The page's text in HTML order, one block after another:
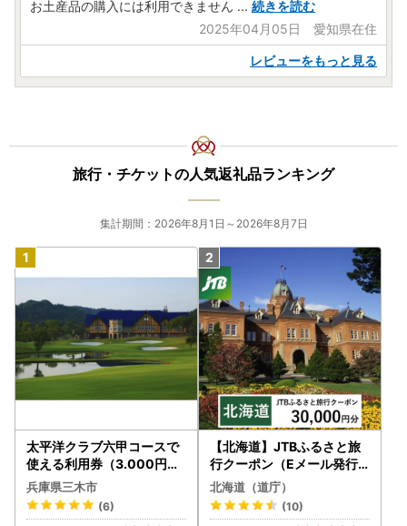
税法（昭和25年法律第226号）第37条の2第2項及び第314条
の7第2項の規定に基づき、ふるさと納税の対象となる地方団
指定対象期間は、令和7年10月1日から令和8年9月30日まで
【個人情報の取り扱いについて】
お寄せいただいた個人情報は、寄附金の受付、入金及び返礼
品発送に係る確認・連絡、各種お問い合わせ、寄附の使い道
最低限の範囲において返礼品取扱い事業者に通知します。
------------------------------------------------
■お問合わせ先■
江田島市ふるさと納税お問い合わせ窓口
TEL：050-8880-8670
FAX：050-6875-5835
受付時間:9:00～17:00
(土曜日・日曜日・祝日及び年末年始を除く)
メール：etajima@steamship.co.jp
お土産品の購入には利用できません ... 続きを読む
2025年04月05日 愛知県在住
レビューをもっと見る
旅行・チケットの人気返礼品ランキング
集計期間：2026年8月1日～2026年8月7日
太平洋クラブ六甲コースで
使える利用券（3.000円分
）
兵庫県三木市
(6)
【北海道】JTBふるさと旅
行クーポン（Eメール発行
）30,000円分 旅行 トラベ
ル 宿泊 人気 おすすめ JTB
W030T
北海道（道庁）
(10)